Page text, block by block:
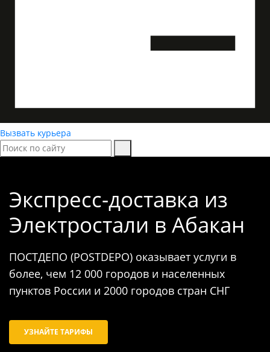
Вызвать курьера
Экспресс-доставка из
Электростали в Абакан
ПОСТДЕПО (POSTDEPO) оказывает услуги в
более, чем 12 000 городов и населенных
пунктов России и 2000 городов стран СНГ
УЗНАЙТЕ ТАРИФЫ